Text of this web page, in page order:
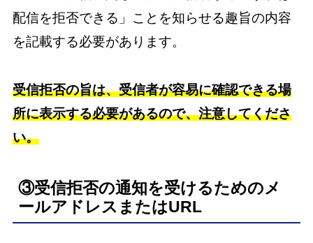
配信を拒否できる」ことを知らせる趣旨の内容
を記載する必要があります。
受信拒否の旨は、受信者が容易に確認できる場
所に表示する必要があるので、注意してくださ
い。
③受信拒否の通知を受けるためのメ
ールアドレスまたはURL